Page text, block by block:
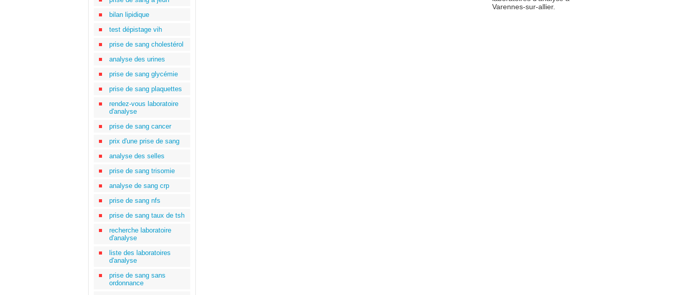
bilan lipidique
test dépistage vih
prise de sang cholestérol
analyse des urines
prise de sang glycémie
prise de sang plaquettes
rendez-vous laboratoire
d'analyse
prise de sang cancer
prix d'une prise de sang
analyse des selles
prise de sang trisomie
analyse de sang crp
prise de sang nfs
prise de sang taux de tsh
recherche laboratoire
d'analyse
liste des laboratoires
d'analyse
prise de sang sans
ordonnance
Varennes-sur-allier.